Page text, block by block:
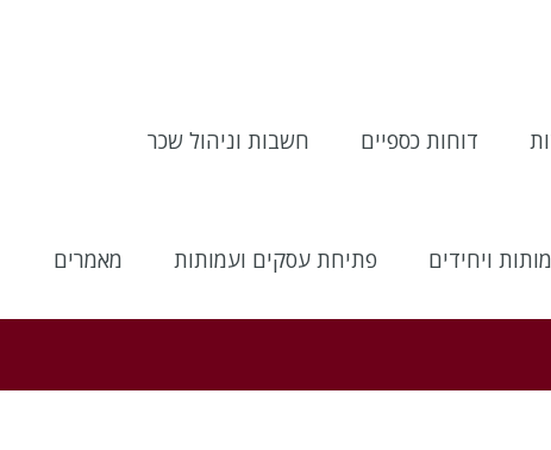
דוחות כספיים חשבות וניהול שכר
ויחידים פתיחת עסקים ועמותות מאמרים